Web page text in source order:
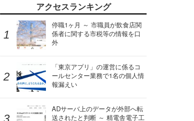
アクセスランキング
停職1ヶ月 ～ 市職員が飲食店関
係者に関する市税等の情報を口
外
「東京アプリ」の運営に係るコ
ールセンター業務で1名の個人情
報漏えい
ADサーバ上のデータが外部へ転
送されたと判断 ～ 精電舎電子工